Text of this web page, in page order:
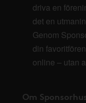
driva en
det en
Genom
din
online – utan
Om